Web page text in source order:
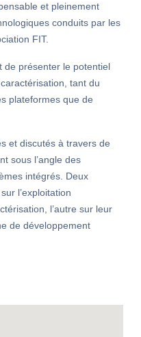
et pleinement
conduits par les
FIT.
de présenter le potentiel
tant du
plateformes que de
et discutés à travers de
sous l’angle des
intégrés. Deux
l’exploitation
l’autre sur leur
de développement